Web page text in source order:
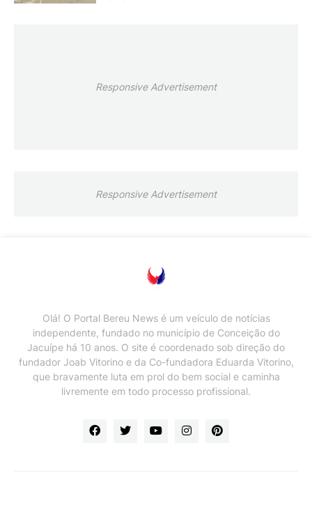
Responsive Advertisement
Responsive Advertisement
Olá! O Portal Bereu News é um veículo de notícias
independente, fundado no município de Conceição do
Jacuípe há 10 anos. O site é coordenado sob direção do
fundador Joab Vitorino e da Co-fundadora Eduarda Vitorino,
que bravamente luta em prol do bem social e caminha
livremente em todo processo profissional.